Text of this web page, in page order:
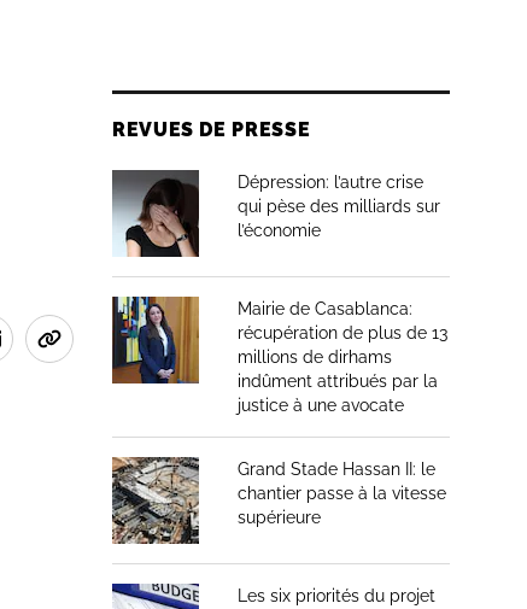
REVUES DE PRESSE
Dépression: l’autre crise
qui pèse des milliards sur
l’économie
Mairie de Casablanca:
récupération de plus de 13
millions de dirhams
indûment attribués par la
justice à une avocate
Grand Stade Hassan II: le
chantier passe à la vitesse
supérieure
Les six priorités du projet